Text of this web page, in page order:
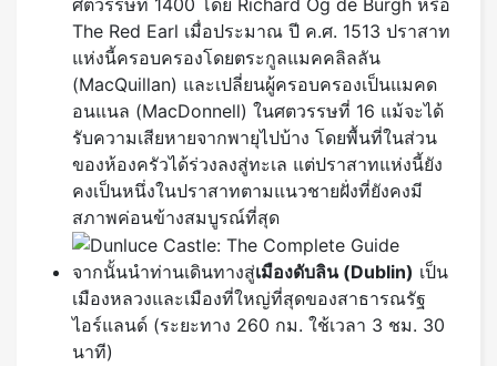
The Red Earl เมื่อประมาณ ปี ค.ศ. 1513 ปราสาท
แห่งนี้ครอบครองโดยตระกูลแมคคลิลลัน
(MacQuillan) และเปลี่ยนผู้ครอบครองเป็นแมคด
อนแนล (MacDonnell) ในศตวรรษที่ 16 แม้จะได้
รับความเสียหายจากพายุไปบ้าง โดยพื้นที่ในส่วน
ของห้องครัวได้ร่วงลงสู่ทะเล แต่ปราสาทแห่งนี้ยัง
คงเป็นหนึ่งในปราสาทตามแนวชายฝั่งที่ยังคงมี
สภาพค่อนข้างสมบูรณ์ที่สุด
จากนั้นนำท่านเดินทางสู่เมืองดับลิน (Dublin) เป็น
เมืองหลวงและเมืองที่ใหญ่ที่สุดของสาธารณรัฐ
ไอร์แลนด์ (ระยะทาง 260 กม. ใช้เวลา 3 ชม. 30
นาที)